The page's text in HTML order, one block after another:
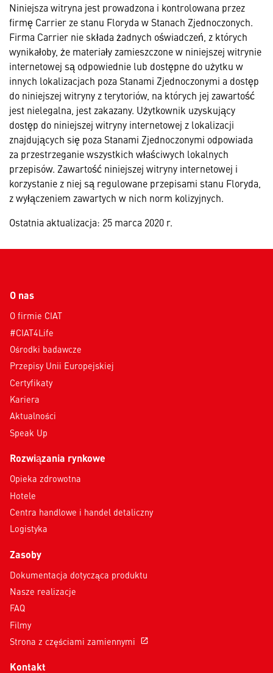
Niniejsza witryna jest prowadzona i kontrolowana przez
firmę Carrier ze stanu Floryda w Stanach Zjednoczonych.
Firma Carrier nie składa żadnych oświadczeń, z których
wynikałoby, że materiały zamieszczone w niniejszej witrynie
internetowej są odpowiednie lub dostępne do użytku w
innych lokalizacjach poza Stanami Zjednoczonymi a dostęp
do niniejszej witryny z terytoriów, na których jej zawartość
jest nielegalna, jest zakazany. Użytkownik uzyskujący
dostęp do niniejszej witryny internetowej z lokalizacji
znajdujących się poza Stanami Zjednoczonymi odpowiada
za przestrzeganie wszystkich właściwych lokalnych
przepisów. Zawartość niniejszej witryny internetowej i
korzystanie z niej są regulowane przepisami stanu Floryda,
z wyłączeniem zawartych w nich norm kolizyjnych.
Ostatnia aktualizacja: 25 marca 2020 r.
O nas
O firmie CIAT
#CIAT4Life
Ośrodki badawcze
Przepisy Unii Europejskiej
Certyfikaty
Kariera
Aktualności
Speak Up
Rozwiązania rynkowe
Opieka zdrowotna
Hotele
Centra handlowe i handel detaliczny
Logistyka
Zasoby
Dokumentacja dotycząca produktu
Nasze realizacje
FAQ
Filmy
Strona z częściami zamiennymi
open_in_new
Kontakt